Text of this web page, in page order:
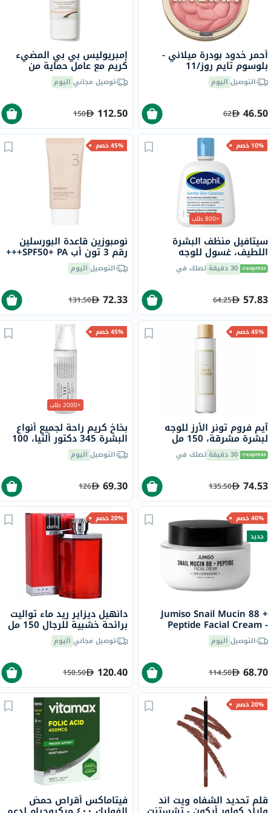
أحمر خدود بودرة ميلاني -
بلوسوم تايم روز/11
التوصيل اليوم
46.50
62
إمبريوليس بي بي المضيء
كريم مع عامل حماية من
الشمس 20، 30 مل
توصيل مجاني اليوم
112.50
150
10% خصم
+800 طلب
سيتافيل منظف ​​البشرة
اللطيف، غسول للوجه
والجسم للرجال والنساء ذوي
البشرة الجافة والعادية
مل
30 دقيقة تصلك في
57.83
64.25
45% خصم
نومبوزين قاعدة البورسلين
رقم 3 تون أب SPF50+ PA+++
ملالتوصيل اليوم
72.33
131.50
45% خصم
آيم فروم تونر الأرز للوجه
لبشرة مشرقة، 150 مل
30 دقيقة تصلك في
74.53
135.50
45% خصم
+2000 طلب
بخاخ كريم راحة لجميع أنواع
البشرة 345 دكتور ألثيا، 100
ملالتوصيل اليوم
69.30
126
40% خصم
جديد
Jumiso Snail Mucin 88 +
Peptide Facial Cream -
100ml
التوصيل اليوم
68.70
114.50
20% خصم
دانهيل ديزاير ريد ماء تواليت
برائحة خشبية للرجال 150 مل
توصيل مجاني اليوم
120.40
150.50
20% خصم
قلم تحديد الشفاه ويت اند فيتاماكس أقراص حمض